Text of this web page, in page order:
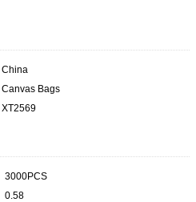
China
Canvas Bags
XT2569
3000PCS
0.58